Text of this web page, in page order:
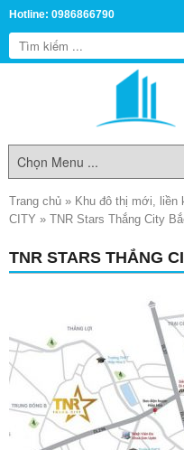
Hotline: 0986866790
Trang chủ » Khu đô thị mới, liền
CITY » TNR Stars Thắng City
TNR STARS THẮNG